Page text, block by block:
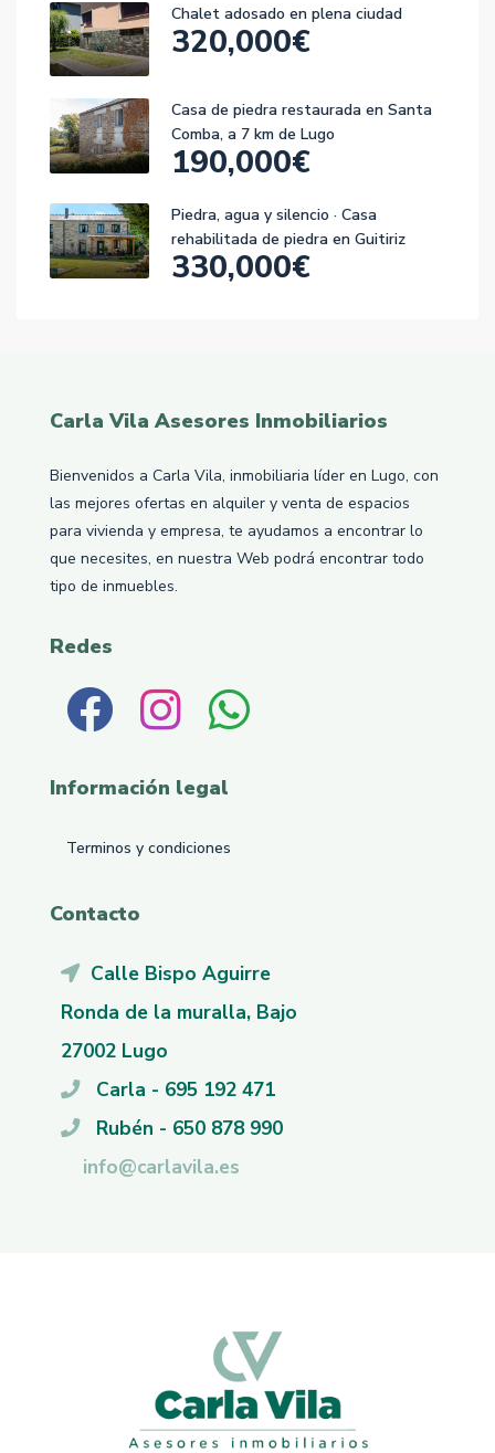
Chalet adosado en plena ciudad
320,000€
Casa de piedra restaurada en Santa
Comba, a 7 km de Lugo
190,000€
Piedra, agua y silencio · Casa
rehabilitada de piedra en Guitiriz
330,000€
Carla Vila Asesores Inmobiliarios
Bienvenidos a Carla Vila, inmobiliaria líder en Lugo, con
las mejores ofertas en alquiler y venta de espacios
para vivienda y empresa, te ayudamos a encontrar lo
que necesites, en nuestra Web podrá encontrar todo
tipo de inmuebles.
Redes
Información legal
Terminos y condiciones
Contacto
Calle Bispo Aguirre
Ronda de la muralla, Bajo
27002 Lugo
Carla - 695 192 471
Rubén - 650 878 990
info@carlavila.es